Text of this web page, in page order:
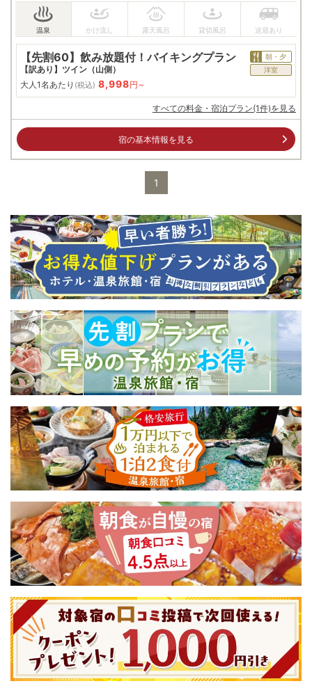
【先割60】飲み放題付！バイキングプラン
【訳あり】ツイン（山側）
朝・夕
洋室
大人1名あたり (税込) 8,998円~
すべての料金・宿泊プラン(1件)を見る
宿の基本情報を見る
1